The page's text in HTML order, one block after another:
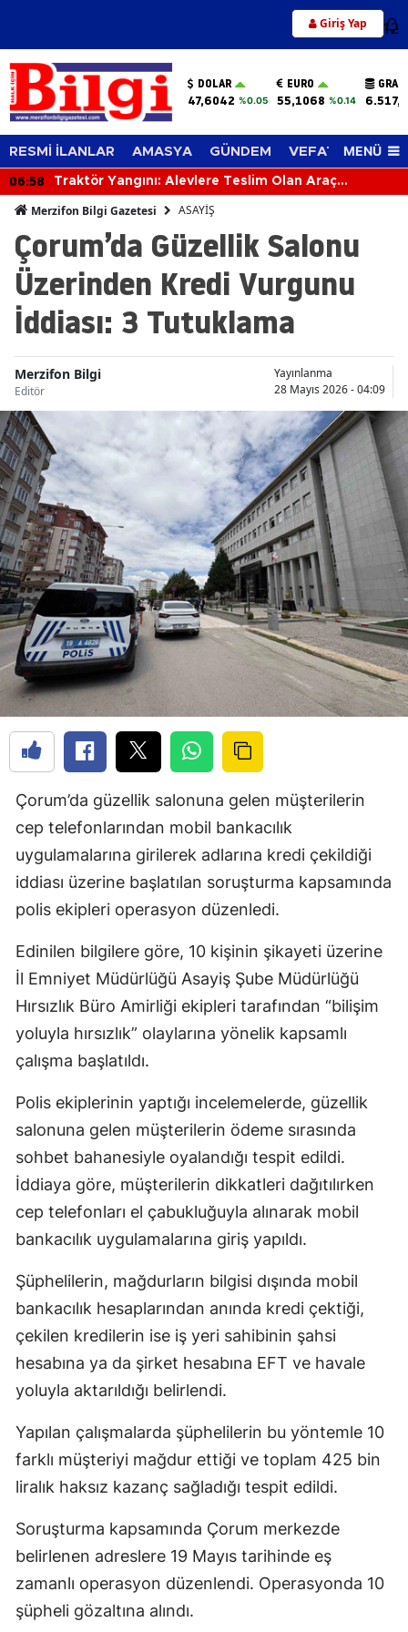
Giriş Yap 12
DOLAR
47,6042 %0.05
EURO
55,1068 %0.14
RESMİ İLANLAR AMASYA GÜNDEM VEFAT EDENLER
MENÜ
06:58
Traktör Yangını: Alevlere Teslim Olan Araç
Merzifon Bilgi Gazetesi ASAYİŞ
Çorum’da Güzellik Salonu
Üzerinden Kredi Vurgunu
İddiası: 3 Tutuklama
Merzifon Bilgi
Editör
Yayınlanma
28 Mayıs 2026 - 04:09
Çorum’da güzellik salonuna gelen müşterilerin
cep telefonlarından mobil bankacılık
uygulamalarına girilerek adlarına kredi çekildiği
iddiası üzerine başlatılan soruşturma kapsamında
polis ekipleri operasyon düzenledi.
Edinilen bilgilere göre, 10 kişinin şikayeti üzerine
İl Emniyet Müdürlüğü Asayiş Şube Müdürlüğü
Hırsızlık Büro Amirliği ekipleri tarafından “bilişim
yoluyla hırsızlık” olaylarına yönelik kapsamlı
çalışma başlatıldı.
Polis ekiplerinin yaptığı incelemelerde, güzellik
salonuna gelen müşterilerin ödeme sırasında
sohbet bahanesiyle oyalandığı tespit edildi.
İddiaya göre, müşterilerin dikkatleri dağıtılırken
cep telefonları el çabukluğuyla alınarak mobil
bankacılık uygulamalarına giriş yapıldı.
Şüphelilerin, mağdurların bilgisi dışında mobil
bankacılık hesaplarından anında kredi çektiği,
çekilen kredilerin ise iş yeri sahibinin şahsi
hesabına ya da şirket hesabına EFT ve havale
yoluyla aktarıldığı belirlendi.
Yapılan çalışmalarda şüphelilerin bu yöntemle 10
farklı müşteriyi mağdur ettiği ve toplam 425 bin
liralık haksız kazanç sağladığı tespit edildi.
Soruşturma kapsamında Çorum merkezde
belirlenen adreslere 19 Mayıs tarihinde eş
zamanlı operasyon düzenlendi. Operasyonda 10
şüpheli gözaltına alındı.